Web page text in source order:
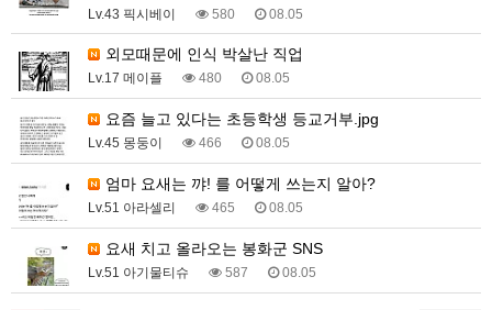
Lv.43 픽시베이 580 08.05
외모때문에 인식 박살난 직업
Lv.17 메이플 480 08.05
요즘 늘고 있다는 초등학생 등교거부.jpg
Lv.45 몽둥이 466 08.05
엄마 요새는 꺄! 를 어떻게 쓰는지 알아?
Lv.51 아라셀리 465 08.05
요새 치고 올라오는 봉화군 SNS
Lv.51 아기물티슈 587 08.05